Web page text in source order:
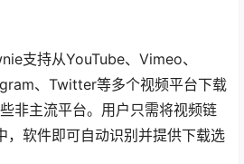
支持从YouTube、Vimeo、
、Twitter等多个视频平台下载
非主流平台。用户只需将视频链
，软件即可自动识别并提供下载选